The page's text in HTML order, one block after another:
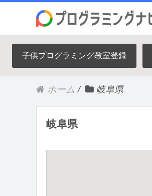
子供プログラミング教室登録
ホーム / 岐阜県
岐阜県